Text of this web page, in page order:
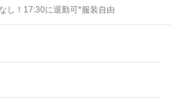
し！17:30に退勤可*服装自由